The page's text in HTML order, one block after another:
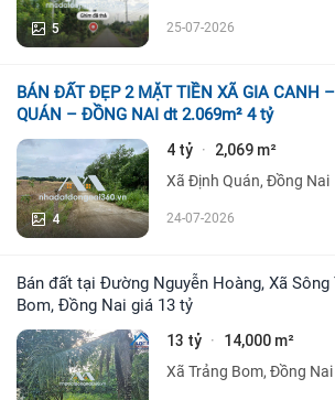
5 25-07-2026
BÁN ĐẤT ĐẸP 2 MẶT TIỀN XÃ GIA CANH – HUYỆN ĐỊNH
QUÁN – ĐỒNG NAI dt 2.069m² 4 tỷ
4
4 tỷ · 2,069 m²
Xã Định Quán, Đồng Nai
24-07-2026
Bán đất tại Đường Nguyễn Hoàng, Xã Sông Trầu, Huyện Trảng
Bom, Đồng Nai giá 13 tỷ
13 tỷ · 14,000 m²
Xã Trảng Bom, Đồng Nai